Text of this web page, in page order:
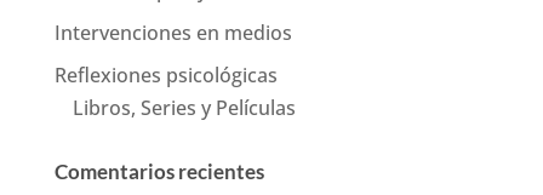
Intervenciones en medios
Reflexiones psicológicas
Libros, Series y Películas
Comentarios recientes